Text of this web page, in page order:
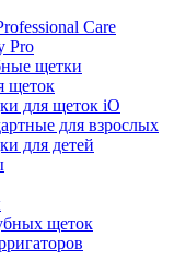
Care
Pro
щетки
щеток
для щеток iO
для взрослых
для детей
щеток